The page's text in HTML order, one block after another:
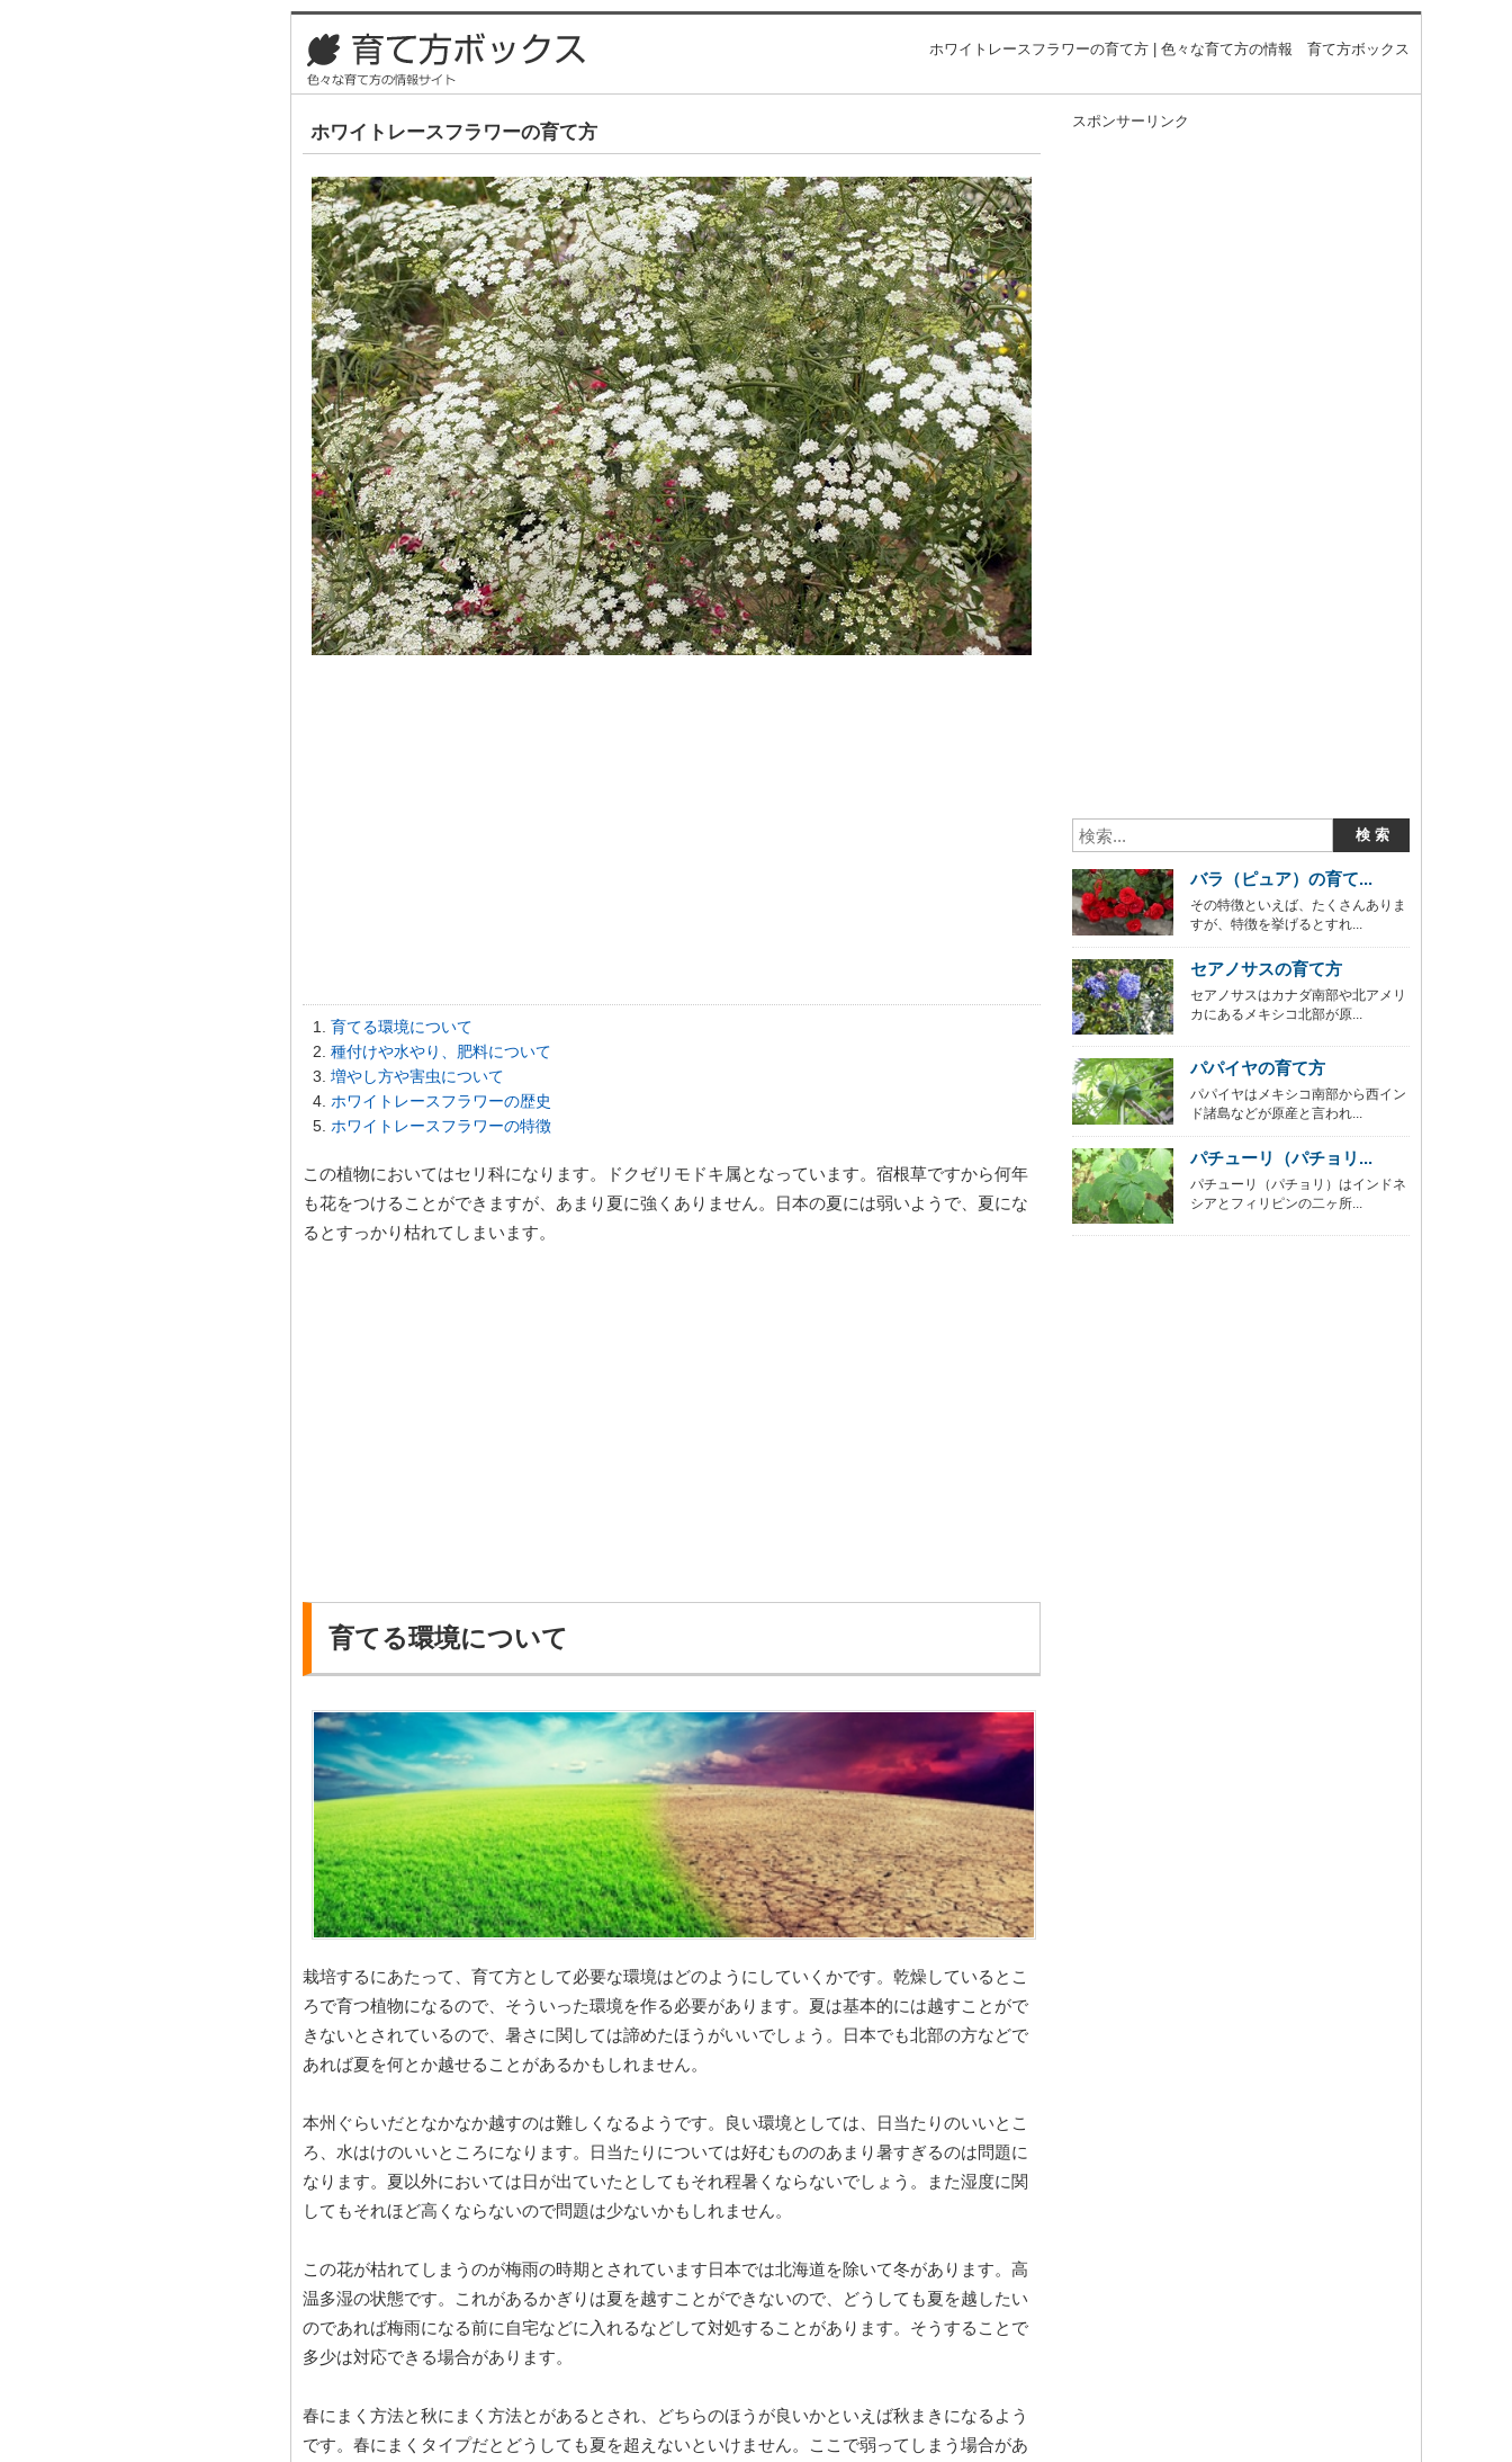
ホワイトレースフラワーの育て方 | 色々な育て方の情報 育て方ボックス
ホワイトレースフラワーの育て方
育てる環境について
種付けや水やり、肥料について
増やし方や害虫について
ホワイトレースフラワーの歴史
ホワイトレースフラワーの特徴
この植物においてはセリ科になります。ドクゼリモドキ属となっています。宿根草ですから何年
も花をつけることができますが、あまり夏に強くありません。日本の夏には弱いようで、夏にな
るとすっかり枯れてしまいます。
育てる環境について
栽培するにあたって、育て方として必要な環境はどのようにしていくかです。乾燥しているとこ
ろで育つ植物になるので、そういった環境を作る必要があります。夏は基本的には越すことがで
きないとされているので、暑さに関しては諦めたほうがいいでしょう。日本でも北部の方などで
あれば夏を何とか越せることがあるかもしれません。
本州ぐらいだとなかなか越すのは難しくなるようです。良い環境としては、日当たりのいいとこ
ろ、水はけのいいところになります。日当たりについては好むもののあまり暑すぎるのは問題に
なります。夏以外においては日が出ていたとしてもそれ程暑くならないでしょう。また湿度に関
してもそれほど高くならないので問題は少ないかもしれません。
この花が枯れてしまうのが梅雨の時期とされています日本では北海道を除いて冬があります。高
温多湿の状態です。これがあるかぎりは夏を越すことができないので、どうしても夏を越したい
のであれば梅雨になる前に自宅などに入れるなどして対処することがあります。そうすることで
多少は対応できる場合があります。
春にまく方法と秋にまく方法とがあるとされ、どちらのほうが良いかといえば秋まきになるよう
です。春にまくタイプだとどうしても夏を超えないといけません。ここで弱ってしまう場合があ
スポンサーリンク
バラ（ピュア）の育て...
その特徴といえば、たくさんありま
すが、特徴を挙げるとすれ...
セアノサスの育て方
セアノサスはカナダ南部や北アメリ
カにあるメキシコ北部が原...
パパイヤの育て方
パパイヤはメキシコ南部から西イン
ド諸島などが原産と言われ...
パチューリ（パチョリ...
パチューリ（パチョリ）はインドネ
シアとフィリピンの二ヶ所...